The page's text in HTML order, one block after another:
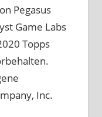
Pegasus
Game Labs
Topps
Inc.